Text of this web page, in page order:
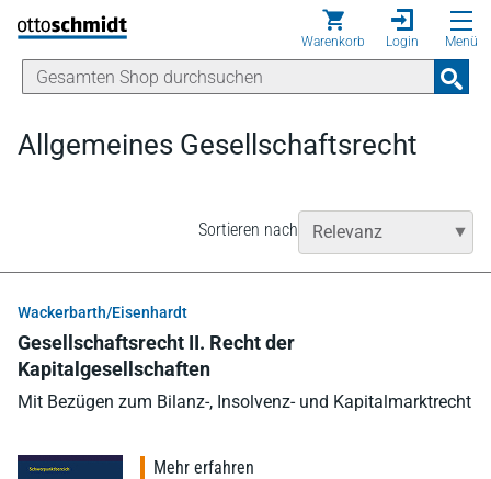
Direkt zum Inhalt
Warenkorb Login Menü
Allgemeines Gesellschaftsrecht
Sortieren nach
Wackerbarth/Eisenhardt
Gesellschaftsrecht II. Recht der
Kapitalgesellschaften
Mit Bezügen zum Bilanz-, Insolvenz- und Kapitalmarktrecht
Mehr erfahren